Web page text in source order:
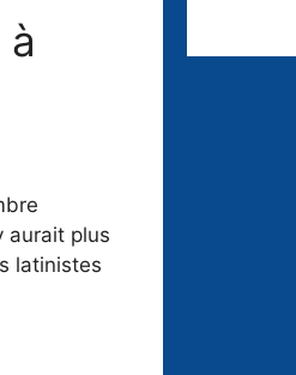
aurait plus
latinistes